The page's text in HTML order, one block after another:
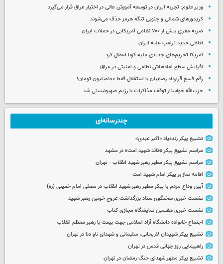
وزیر علوم: تجربه ایران در توسعه آموزش عالی در اختیار عراق قرار می‌گیرد
کریدورهای شمالی و جنوبی تنگه هرمز حذف می‌شوند
ضربه مغزی بیش از ۷۰۰ نظامی آمریکایی در حملات ایران
لفاظی جدید ترامپ علیه ایران
آمریکا تحریم‌های جدیدی علیه کوبا اعمال کرد
افزایش سطح آماده‌باش نظامی و امنیتی در عراق
رقم فسخ قرارداد رضاییان با استقلال فقط ۱۰۰میلیون تومان!
حزب‌الله خواستار توقف مذاکرات با رژیم صهیونیستی شد
چندرسانه‌ای
تشییع پیکر زنده‌یاد «اکبر عبدی»
مراسم تشییع پیکر «قائد شهید امت» در مشهد
مراسم تشییع پیکر مطهر رهبر شهید انقلاب - تهران
اقامه نماز بر پیکر امام شهید امت
آیین وداع مردم با پیکر مطهر رهبر شهید انقلاب در مصلی امام خمینی (ره)
نشست خبری سخنگوی ستاد بزرگداشت عروج خونین رهبر شهید
نشست خبری هفتمین نمایشگاه مجازی کتاب
اجتماع خانواده دانشگاه آزاد اسلامی جهت بیعت با رهبر معظم انقلاب
تشییع پیکر شهیدان لاریجانی، سلیمانی و شهدای ناو دنا در تهران
راهپیمایی روز جهانی قدس در تهران
تشییع پیکر مطهر شهدای جنگ رمضان در تهران